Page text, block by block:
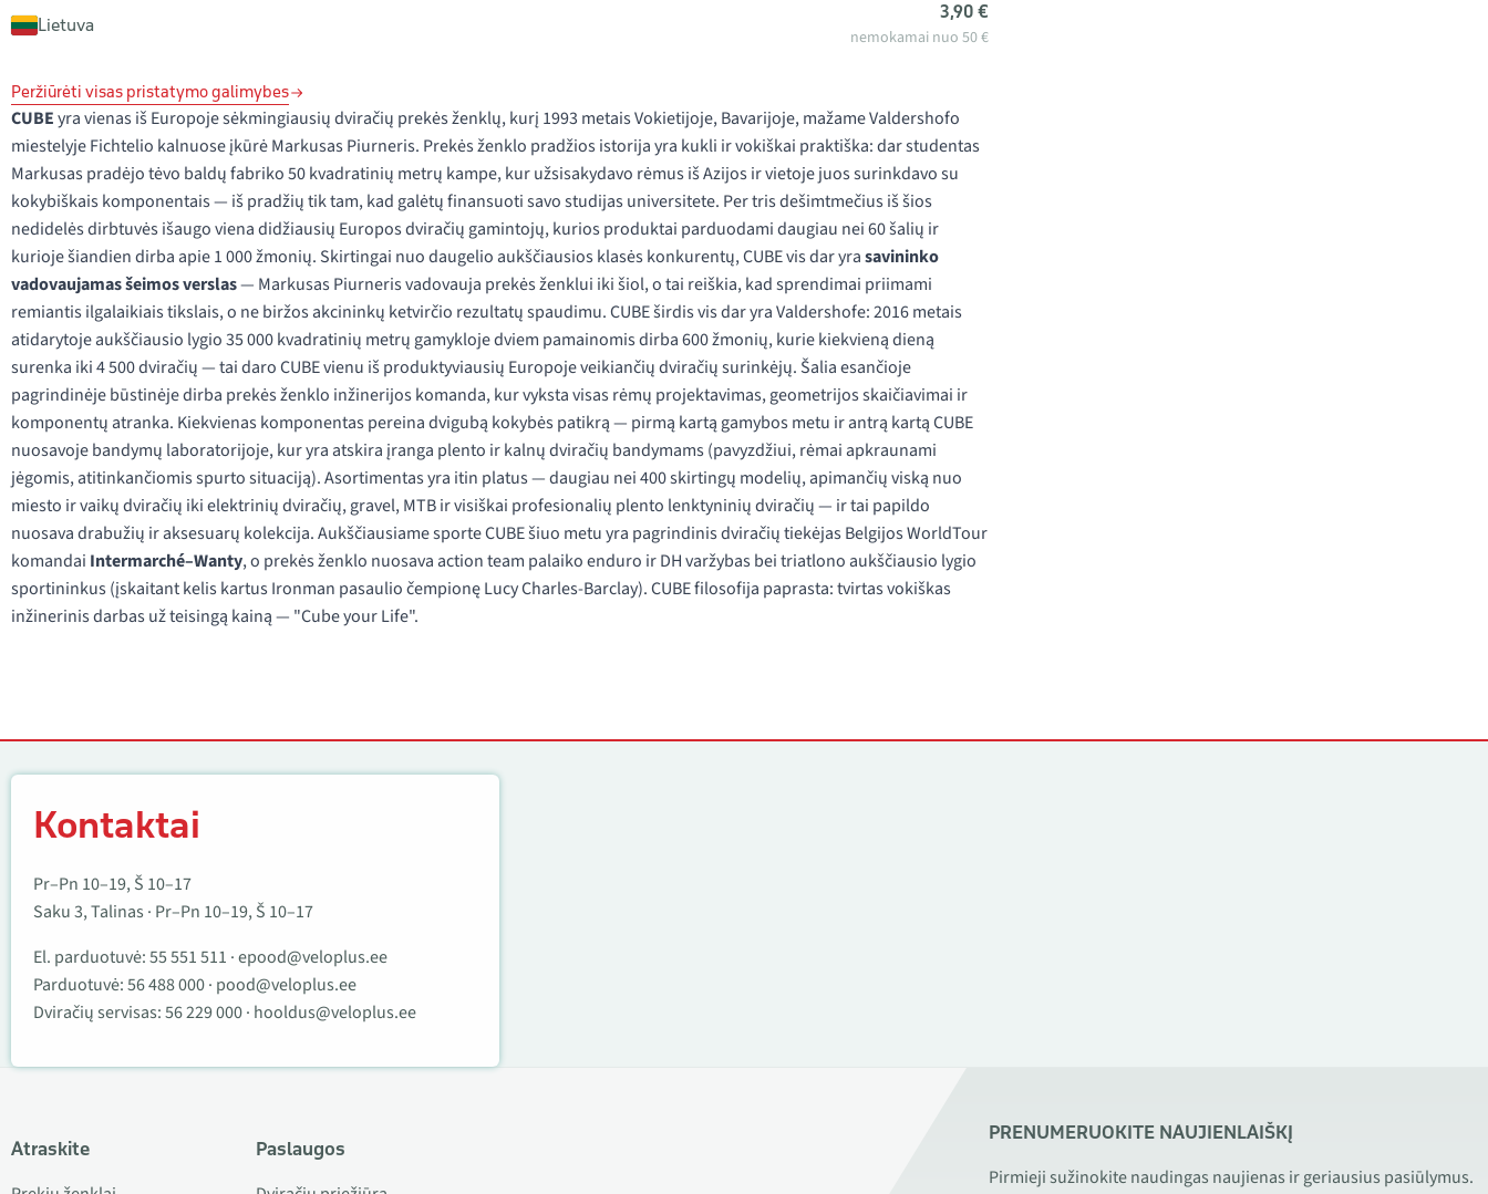
Lietuva
3,90 €
nemokamai nuo 50 €
Peržiūrėti visas pristatymo galimybes
CUBEyra vienas iš Europoje sėkmingiausių dviračių prekės ženklų, kurį 1993 metais Vokietijoje, Bavarijoje, mažame Valdershofo
miestelyje Fichtelio kalnuose įkūrė Markusas Piurneris. Prekės ženklo pradžios istorija yra kukli ir vokiškai praktiška: dar studentas
Markusas pradėjo tėvo baldų fabriko 50 kvadratinių metrų kampe, kur užsisakydavo rėmus iš Azijos ir vietoje juos surinkdavo su
kokybiškais komponentais — iš pradžių tik tam, kad galėtų finansuoti savo studijas universitete. Per tris dešimtmečius iš šios
nedidelės dirbtuvės išaugo viena didžiausių Europos dviračių gamintojų, kurios produktai parduodami daugiau nei 60 šalių ir
kurioje šiandien dirba apie 1 000 žmonių. Skirtingai nuo daugelio aukščiausios klasės konkurentų, CUBE vis dar yrasavininko
vadovaujamas šeimos verslas— Markusas Piurneris vadovauja prekės ženklui iki šiol, o tai reiškia, kad sprendimai priimami
remiantis ilgalaikiais tikslais, o ne biržos akcininkų ketvirčio rezultatų spaudimu. CUBE širdis vis dar yra Valdershofe: 2016 metais
atidarytoje aukščiausio lygio 35 000 kvadratinių metrų gamykloje dviem pamainomis dirba 600 žmonių, kurie kiekvieną dieną
surenka iki 4 500 dviračių — tai daro CUBE vienu iš produktyviausių Europoje veikiančių dviračių surinkėjų. Šalia esančioje
pagrindinėje būstinėje dirba prekės ženklo inžinerijos komanda, kur vyksta visas rėmų projektavimas, geometrijos skaičiavimai ir
komponentų atranka. Kiekvienas komponentas pereina dvigubą kokybės patikrą — pirmą kartą gamybos metu ir antrą kartą CUBE
nuosavoje bandymų laboratorijoje, kur yra atskira įranga plento ir kalnų dviračių bandymams (pavyzdžiui, rėmai apkraunami
jėgomis, atitinkančiomis spurto situaciją). Asortimentas yra itin platus — daugiau nei 400 skirtingų modelių, apimančių viską nuo
miesto ir vaikų dviračių iki elektrinių dviračių, gravel, MTB ir visiškai profesionalių plento lenktyninių dviračių — ir tai papildo
nuosava drabužių ir aksesuarų kolekcija. Aukščiausiame sporte CUBE šiuo metu yra pagrindinis dviračių tiekėjas Belgijos WorldTour
komandai Intermarché–Wanty, o prekės ženklo nuosava action team palaiko enduro ir DH varžybas bei triatlono aukščiausio lygio
sportininkus (įskaitant kelis kartus Ironman pasaulio čempionę Lucy Charles-Barclay). CUBE filosofija paprasta: tvirtas vokiškas
inžinerinis darbas už teisingą kainą — "Cube your Life".
Kontaktai
Pr–Pn 10–19, Š 10–17
Saku 3, Talinas · Pr–Pn 10–19, Š 10–17
El. parduotuvė:55 551 511 ·epood@veloplus.ee
Parduotuvė:56 488 000· pood@veloplus.ee
Dviračių servisas:56 229 000· hooldus@veloplus.ee
Atraskite Paslaugos
PRENUMERUOKITE NAUJIENLAIŠKĮ
Pirmieji sužinokite naudingas naujienas ir geriausius pasiūlymus.